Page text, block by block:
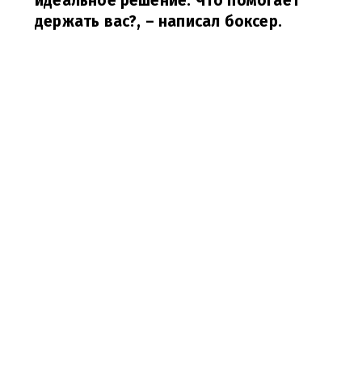
держать вас?, – написал боксер.